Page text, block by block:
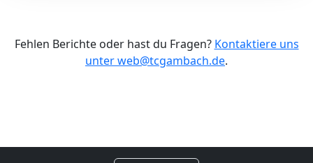
Fehlen Berichte oder hast du Fragen? Kontaktiere uns
unter web@tcgambach.de.